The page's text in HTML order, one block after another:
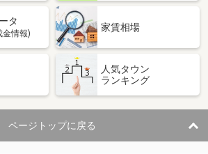
タ
金情報)
家賃相場
人気タウン
ランキング
ページトップに戻る